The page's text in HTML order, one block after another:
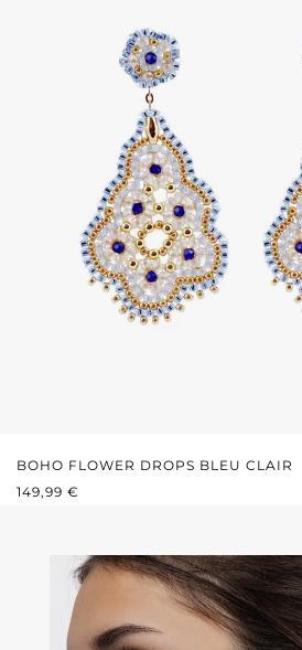
BOHO FLOWER DROPS BLEU CLAIR
PRIX RÉGULIER :
149,99 €